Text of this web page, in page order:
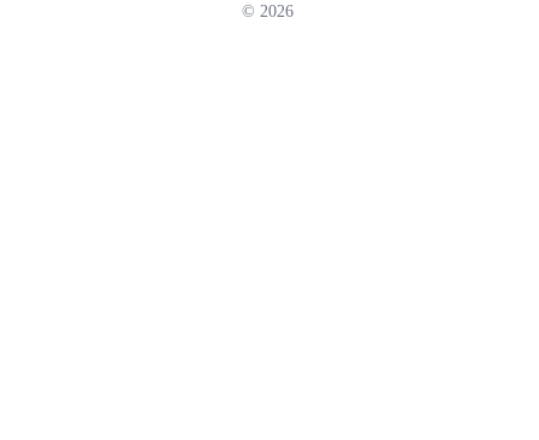
4301 -1490 руб Кран 4302 - 1490 руб Кран 4314 - 2900 руб Кран
© 2026